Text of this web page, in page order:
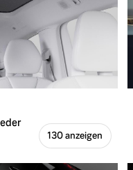
130 anzeigen